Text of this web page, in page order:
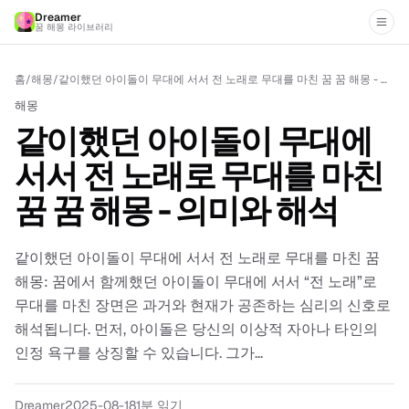
Dreamer
꿈 해몽 라이브러리
홈/해몽/ 같이했던 아이돌이 무대에 서서 전 노래로 무대를 마친 꿈 꿈 해몽 - 의미와 해석
해몽
같이했던 아이돌이 무대에
서서 전 노래로 무대를 마친
꿈 꿈 해몽 - 의미와 해석
같이했던 아이돌이 무대에 서서 전 노래로 무대를 마친 꿈
해몽: 꿈에서 함께했던 아이돌이 무대에 서서 “전 노래”로
무대를 마친 장면은 과거와 현재가 공존하는 심리의 신호로
해석됩니다. 먼저, 아이돌은 당신의 이상적 자아나 타인의
인정 욕구를 상징할 수 있습니다. 그가...
Dreamer2025-08-181분 읽기